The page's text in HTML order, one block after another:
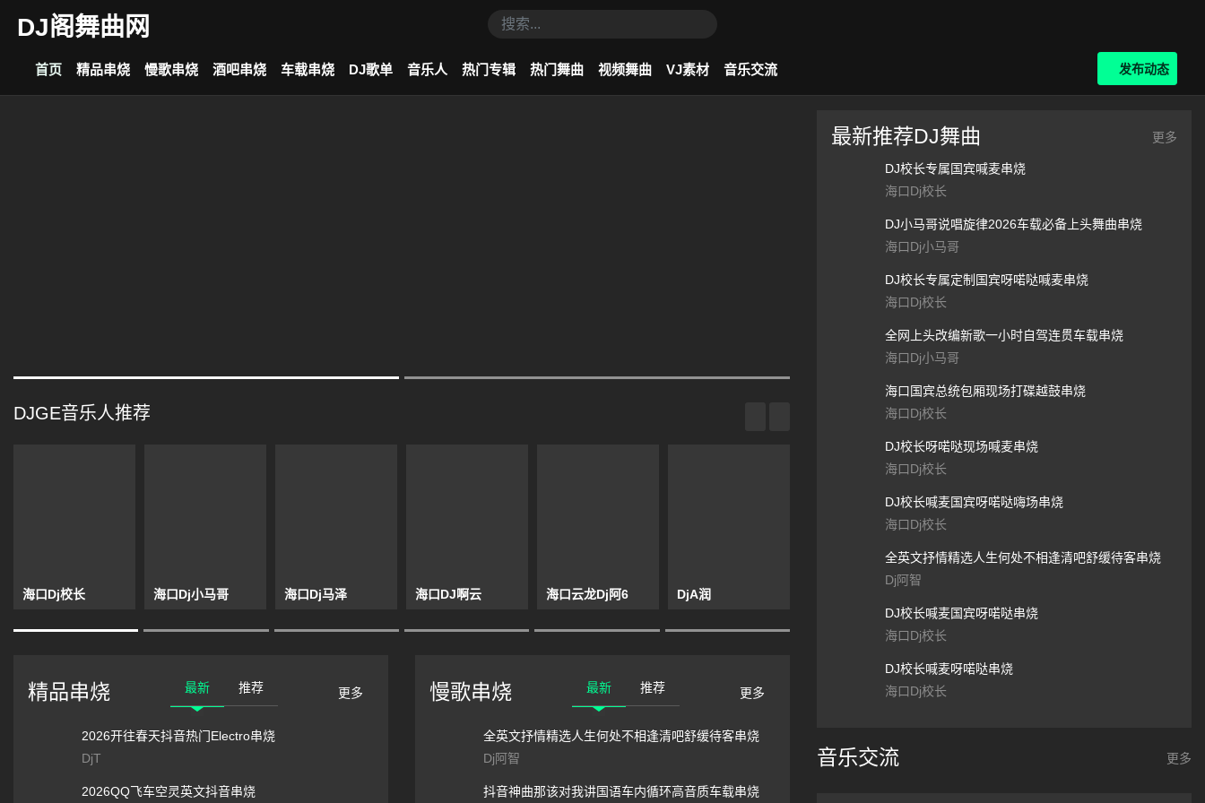
DJ阁舞曲网
首页 精品串烧 慢歌串烧 酒吧串烧 车载串烧 DJ歌单 音乐人 热门专辑 热门舞曲 视频舞曲 VJ素材 音乐交流 发布动态
DJGE音乐人推荐
海口Dj校长 海口Dj小马哥 海口Dj马泽 海口DJ啊云 海口云龙Dj阿6 DjA润
精品串烧 最新 推荐 更多
2026开往春天抖音热门Electro串烧
DjT
2026QQ飞车空灵英文抖音串烧
慢歌串烧 最新 推荐 更多
全英文抒情精选人生何处不相逢清吧舒缓待客串烧
Dj阿智
抖音神曲那该对我讲国语车内循环高音质车载串烧
最新推荐DJ舞曲 更多
DJ校长专属国宾喊麦串烧
海口Dj校长
DJ小马哥说唱旋律2026车载必备上头舞曲串烧
海口Dj小马哥
DJ校长专属定制国宾呀喏哒喊麦串烧
海口Dj校长
全网上头改编新歌一小时自驾连贯车载串烧
海口Dj小马哥
海口国宾总统包厢现场打碟越鼓串烧
海口Dj校长
DJ校长呀喏哒现场喊麦串烧
海口Dj校长
DJ校长喊麦国宾呀喏哒嗨场串烧
海口Dj校长
全英文抒情精选人生何处不相逢清吧舒缓待客串烧
Dj阿智
DJ校长喊麦国宾呀喏哒串烧
海口Dj校长
DJ校长喊麦呀喏哒串烧
海口Dj校长
音乐交流 更多